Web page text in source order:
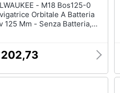
- M18 Bos125-0
Orbitale A Batteria
125 Mm - Senza Batteria,